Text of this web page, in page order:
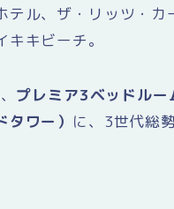
テル、ザ・リッツ・カ
キビーチ。
プレミア3ベッドルー
ワー） に、3世代総